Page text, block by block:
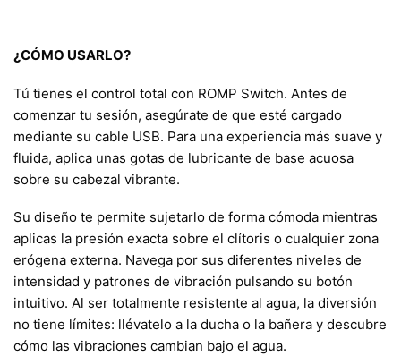
¿CÓMO USARLO?
Tú tienes el control total con ROMP Switch. Antes de
comenzar tu sesión, asegúrate de que esté cargado
mediante su cable USB. Para una experiencia más suave y
fluida, aplica unas gotas de lubricante de base acuosa
sobre su cabezal vibrante.
Su diseño te permite sujetarlo de forma cómoda mientras
aplicas la presión exacta sobre el clítoris o cualquier zona
erógena externa. Navega por sus diferentes niveles de
intensidad y patrones de vibración pulsando su botón
intuitivo. Al ser totalmente resistente al agua, la diversión
no tiene límites: llévatelo a la ducha o la bañera y descubre
cómo las vibraciones cambian bajo el agua.